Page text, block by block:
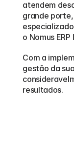
atendem
grande porte,
o Nomus
Com a
gestão da
resultados.